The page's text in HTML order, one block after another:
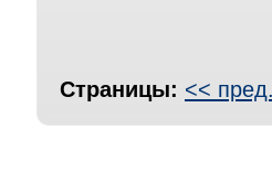
Страницы: <<